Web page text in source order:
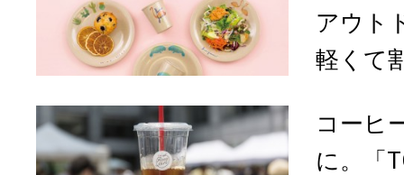
アウト
軽くて
コーヒ
に。「